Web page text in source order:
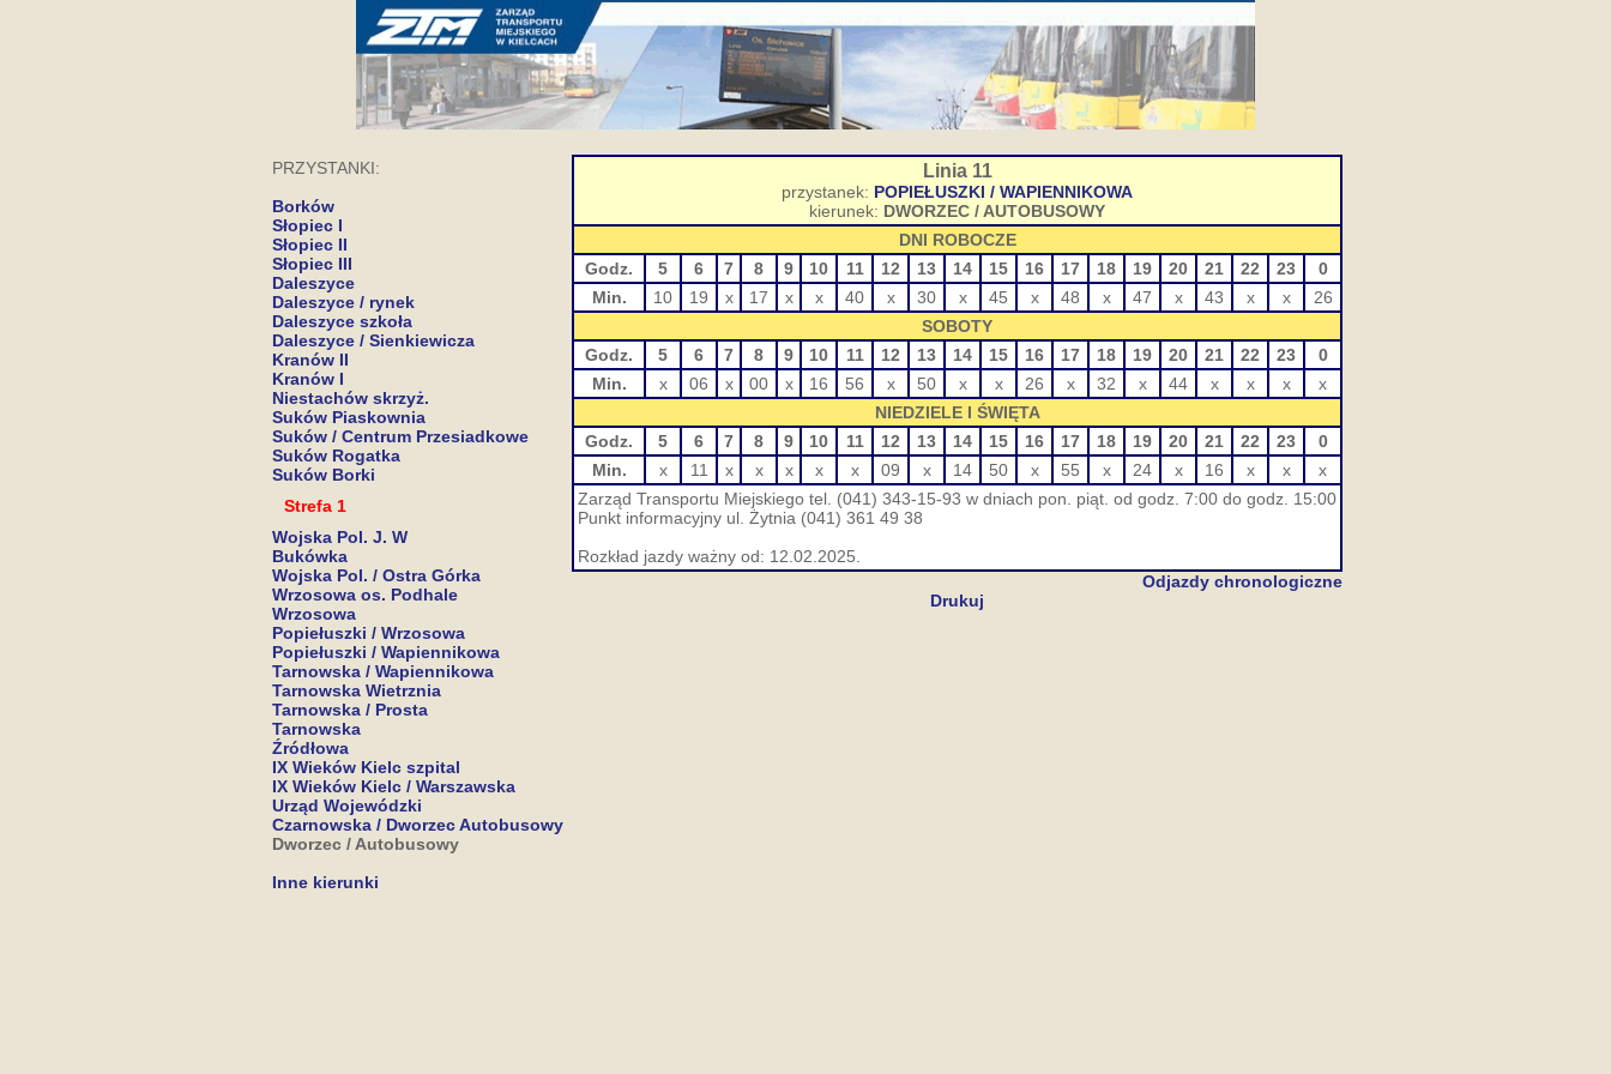
PRZYSTANKI:
Borków
Słopiec I
Słopiec II
Słopiec III
Daleszyce
Daleszyce / rynek
Daleszyce szkoła
Daleszyce / Sienkiewicza
Kranów II
Kranów I
Niestachów skrzyż.
Suków Piaskownia
Suków / Centrum Przesiadkowe
Suków Rogatka
Suków Borki
Strefa 1
Wojska Pol. J. W
Bukówka
Wojska Pol. / Ostra Górka
Wrzosowa os. Podhale
Wrzosowa
Popiełuszki / Wrzosowa
Popiełuszki / Wapiennikowa
Tarnowska / Wapiennikowa
Tarnowska Wietrznia
Tarnowska / Prosta
Tarnowska
Źródłowa
IX Wieków Kielc szpital
IX Wieków Kielc / Warszawska
Urząd Wojewódzki
Czarnowska / Dworzec Autobusowy
Dworzec / Autobusowy
Inne kierunki
Linia 11
przystanek: POPIEŁUSZKI / WAPIENNIKOWA
kierunek: DWORZEC / AUTOBUSOWY
DNI ROBOCZE
Godz.
5 6 7 8 9 10 11 12 13 14 15 16 17 18 19 20 21 22 23
0
Min.
10 19 x 17 x x 40 x 30 x 45 x 48 x 47 x 43 x x
26
SOBOTY
Godz.
5 6 7 8 9 10 11 12 13 14 15 16 17 18 19 20 21 22 23
0
Min.
x 06 x 00 x 16 56 x 50 x x 26 x 32 x 44 x x x
x
NIEDZIELE I ŚWIĘTA
Godz.
5 6 7 8 9 10 11 12 13 14 15 16 17 18 19 20 21 22 23
0
Min.
x 11 x x x x x 09 x 14 50 x 55 x 24 x 16 x x
x
Zarząd Transportu Miejskiego tel. (041) 343-15-93 w dniach pon. piąt. od godz. 7:00 do godz. 15:00
Punkt informacyjny ul. Żytnia (041) 361 49 38
Rozkład jazdy ważny od: 12.02.2025.
Odjazdy chronologiczne
Drukuj